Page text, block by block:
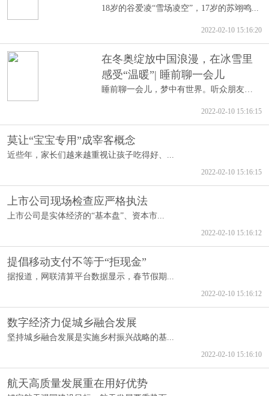
18岁的谷爱凌“雪场凌空”，17岁的苏翊鸣...
2022-02-10 15:16:20
在冬奥绽放中国浪漫，在冰雪里
感受“温暖”| 睡前聊一会儿
睡前聊一会儿，梦中有世界。听众朋友，你...
2022-02-10 15:16:15
莫让“宝宝专用”成宰客概念
近些年，家长们越来越重视让孩子吃得好、...
2022-02-10 15:16:15
上市公司现场检查应严格执法
上市公司是实体经济的“基本盘”、资本市...
2022-02-10 15:16:12
提倡移动支付不等于“拒现金”
据报道，网联清算平台数据显示，春节假期...
2022-02-10 15:16:12
数字经济力促城乡融合发展
坚持城乡融合发展是实施乡村振兴战略的基...
2022-02-10 15:16:10
航天高质量发展重在用好优势